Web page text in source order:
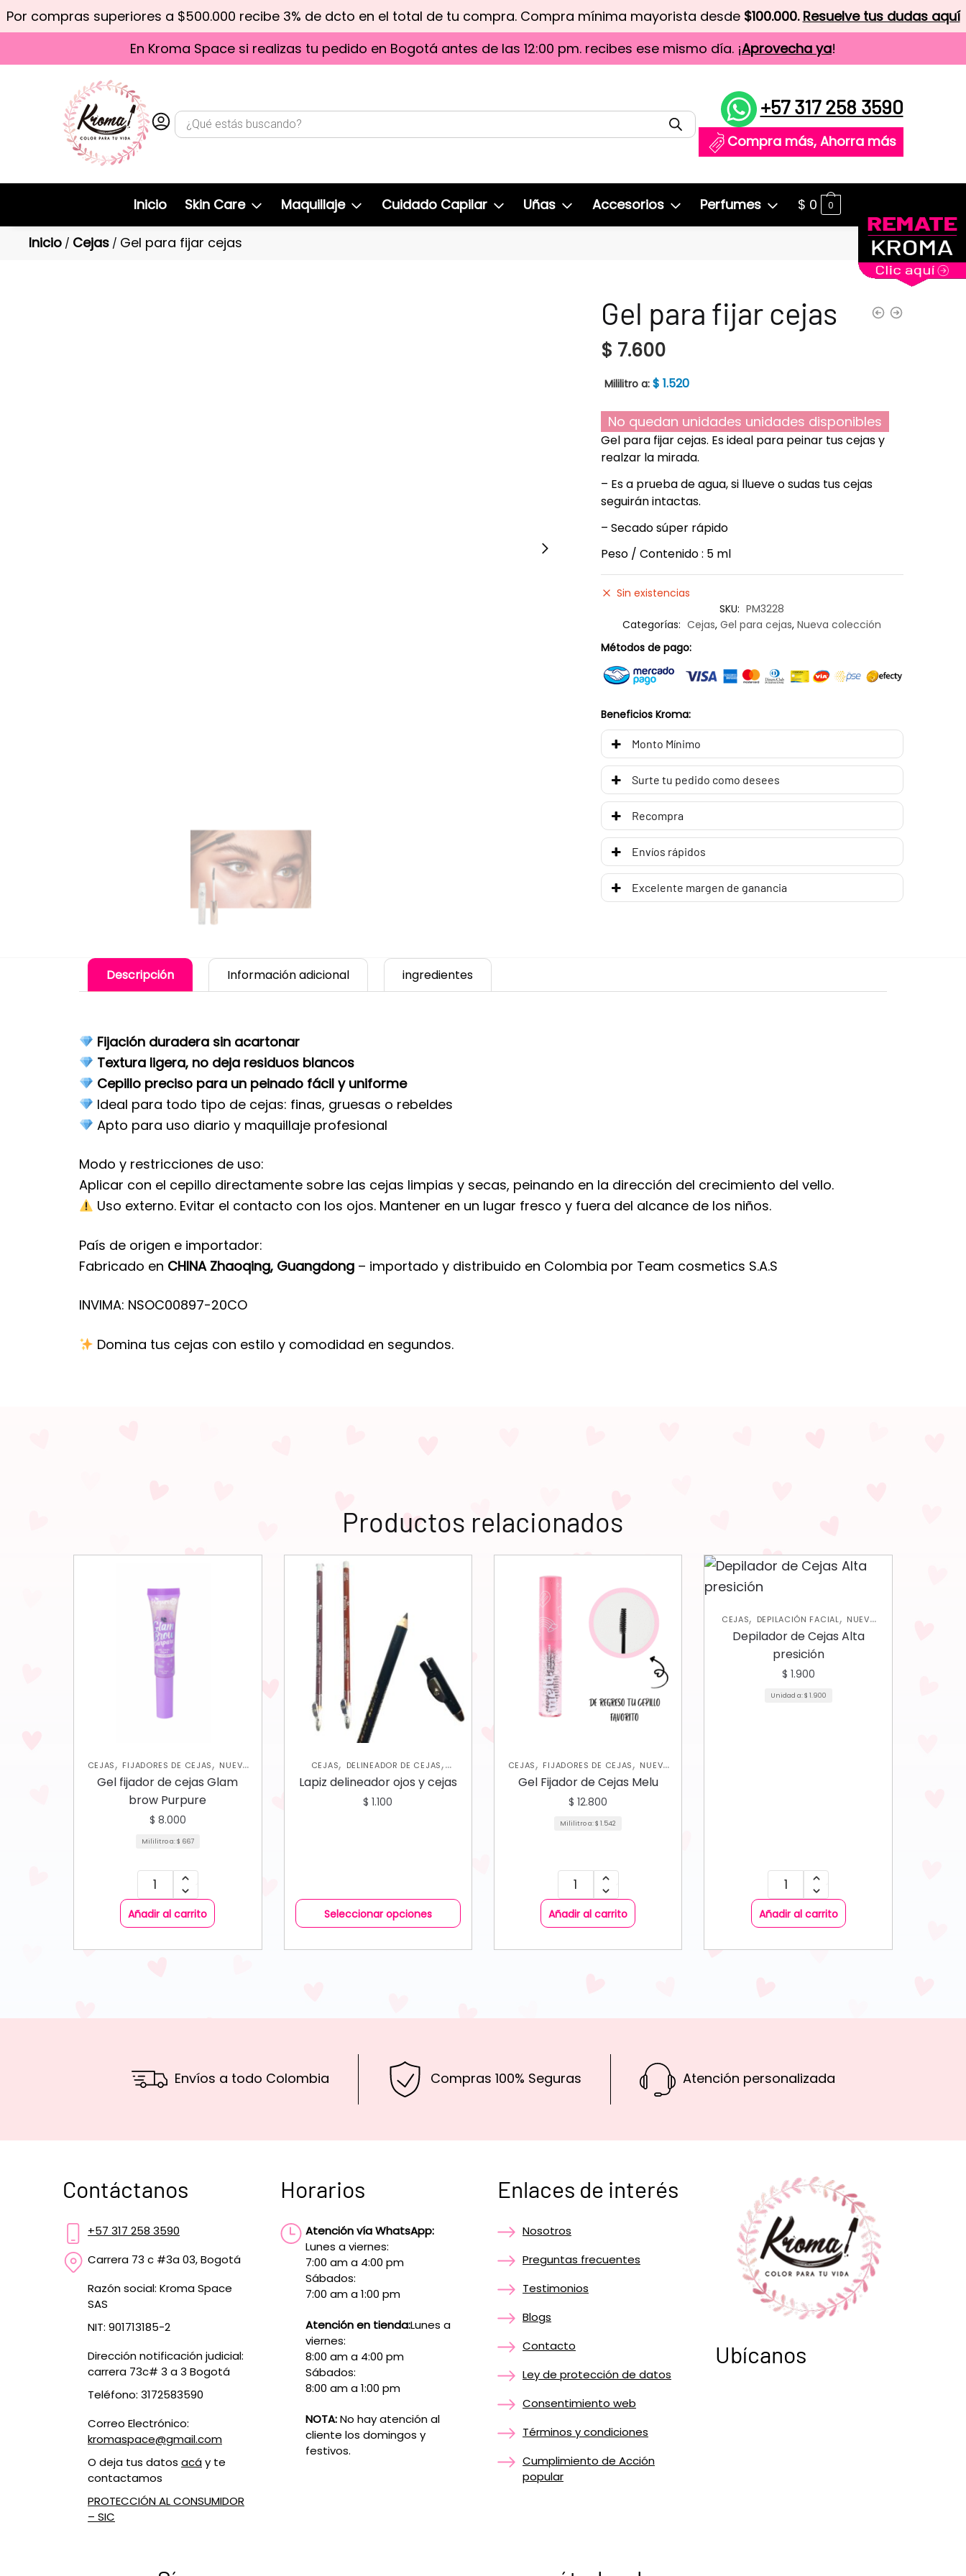
Por compras superiores a $500.000 recibe 3% de dcto en el total de tu compra. Compra mínima mayorista desde $100.000. Resuelve tus dudas aquí
En Kroma Space si realizas tu pedido en Bogotá antes de las 12:00 pm. recibes ese mismo día. ¡Aprovecha ya!
+57 317 258 3590
Compra más, Ahorra más
Inicio Skin Care Maquillaje Cuidado Capilar Uñas Accesorios Perfumes $ 0 0
Inicio / Cejas / Gel para fijar cejas
Gel para fijar cejas
$ 7.600
Mililitro a: $ 1.520
No quedan unidades unidades disponibles
Gel para fijar cejas. Es ideal para peinar tus cejas y
realzar la mirada.
– Es a prueba de agua, si llueve o sudas tus cejas
seguirán intactas.
– Secado súper rápido
Peso / Contenido : 5 ml
Sin existencias
SKU: PM3228
Categorías: Cejas,Gel para cejas,Nueva colección
Métodos de pago:
Beneficios Kroma:
Monto Mínimo
Surte tu pedido como desees
Recompra
Envíos rápidos
Excelente margen de ganancia
Descripción Información adicional ingredientes
Fijación duradera sin acartonar
Textura ligera, no deja residuos blancos
Cepillo preciso para un peinado fácil y uniforme
Ideal para todo tipo de cejas: finas, gruesas o rebeldes
Apto para uso diario y maquillaje profesional
Modo y restricciones de uso:
Aplicar con el cepillo directamente sobre las cejas limpias y secas, peinando en la dirección del crecimiento del vello.
Uso externo. Evitar el contacto con los ojos. Mantener en un lugar fresco y fuera del alcance de los niños.
País de origen e importador:
Fabricado en CHINA Zhaoqing, Guangdong – importado y distribuido en Colombia por Team cosmetics S.A.S
INVIMA: NSOC00897-20CO
Domina tus cejas con estilo y comodidad en segundos.
Productos relacionados
CEJAS, FIJADORES DE CEJAS, NUEVA
COLECCIÓN
Gel fijador de cejas Glam
brow Purpure
$ 8.000
Mililitro a:$ 667
Añadir al carrito
CEJAS, DELINEADOR DE CEJAS,
DELINEADORES DE OJOS,OJOS
Lapiz delineador ojos y cejas
$ 1.100
Seleccionar opciones
CEJAS, FIJADORES DE CEJAS, NUEVA
COLECCIÓN
Gel Fijador de Cejas Melu
$ 12.800
Mililitro a:$ 1.542
Añadir al carrito
CEJAS, DEPILACIÓN FACIAL, NUEVA
COLECCIÓN,OJOS ,PERFILADORES
UNCATEGORIZED
Depilador de Cejas Alta
presición
$ 1.900
Unidad a:$ 1.900
Añadir al carrito
Envíos a todo Colombia Compras 100% Seguras Atención personalizada
Contáctanos
+57 317 258 3590
Carrera 73 c #3a 03, Bogotá
Razón social: Kroma Space
SAS
NIT: 901713185-2
Dirección notificación judicial:
carrera 73c# 3 a 3 Bogotá
Teléfono: 3172583590
Correo Electrónico:
kromaspace@gmail.com
O deja tus datos acáy te
contactamos
PROTECCIÓN AL CONSUMIDOR
– SIC
Horarios
Atención vía WhatsApp:
Lunes a viernes:
7:00 am a 4:00 pm
Sábados:
7:00 am a 1:00 pm
Atención en tienda:Lunes a
viernes:
8:00 am a 4:00 pm
Sábados:
8:00 am a 1:00 pm
NOTA:No hay atención al
cliente los domingos y
festivos.
Enlaces de interés
Nosotros
Preguntas frecuentes
Testimonios
Blogs
Contacto
Ley de protección de datos
Consentimiento web
Términos y condiciones
Cumplimiento de Acción
popular
Ubícanos